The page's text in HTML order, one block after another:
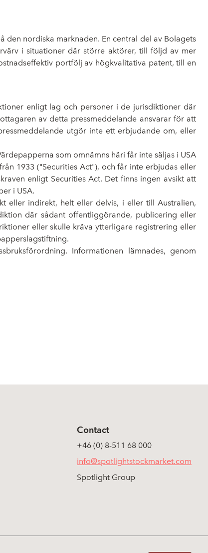
den nordiska marknaden. En central del av Bolagets
i situationer där större aktörer, till följd av mer
portfölj av högkvalitativa patent, till en
enligt lag och personer i de jurisdiktioner där
av detta pressmeddelande ansvarar för att
utgör inte ett erbjudande om, eller
som omnämns häri får inte säljas i USA
1933 ("Securities Act"), och får inte erbjudas eller
enligt Securities Act. Det finns ingen avsikt att
i USA.
eller indirekt, helt eller delvis, i eller till Australien,
där sådant offentliggörande, publicering eller
eller skulle kräva ytterligare registrering eller
Informationen lämnades, genom
Contact
+46 (0) 8-511 68 000
info@spotlightstockmarket.com
Spotlight Group